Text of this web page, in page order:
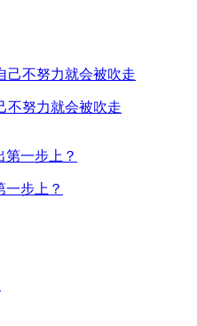
不努力就会被吹走
一步上？